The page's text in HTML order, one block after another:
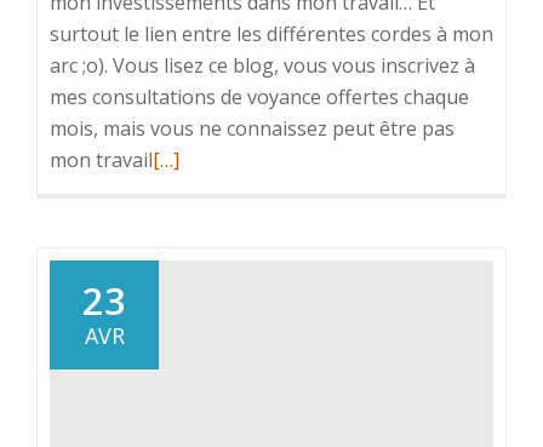
surtout le lien entre les différentes cordes à mon
arc ;o). Vous lisez ce blog, vous vous inscrivez à
mes consultations de voyance offertes chaque
mois, mais vous ne connaissez peut être pas
mon travailEn
[…]
23
AVR